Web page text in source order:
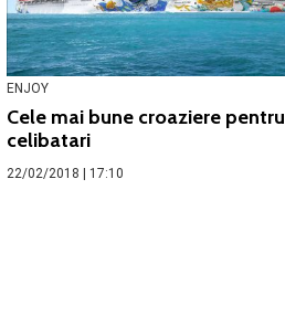
ENJOY
Cele mai bune croaziere pentru
celibatari
22/02/2018 | 17:10